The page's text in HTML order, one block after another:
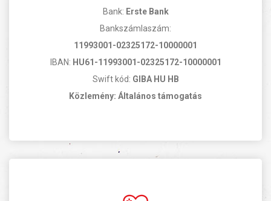
Bank: Erste Bank
Bankszámlaszám:
11993001-02325172-10000001
IBAN: HU61-11993001-02325172-10000001
Swift kód: GIBA HU HB
Közlemény: Általános támogatás